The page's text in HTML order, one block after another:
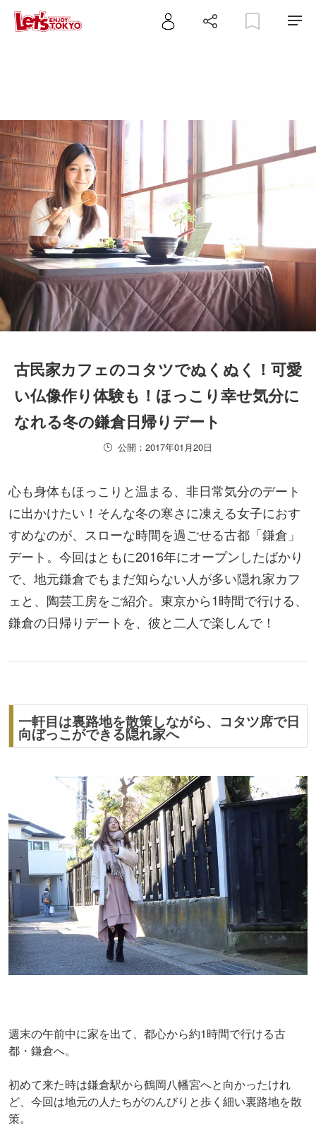
古民家カフェのコタツでぬくぬく！可愛
い仏像作り体験も！ほっこり幸せ気分に
なれる冬の鎌倉日帰りデート
公開：2017年01月20日
心も身体もほっこりと温まる、非日常気分のデート
に出かけたい！そんな冬の寒さに凍える女子におす
すめなのが、スローな時間を過ごせる古都「鎌倉」
デート。今回はともに2016年にオープンしたばかり
で、地元鎌倉でもまだ知らない人が多い隠れ家カフ
ェと、陶芸工房をご紹介。東京から1時間で行ける、
鎌倉の日帰りデートを、彼と二人で楽しんで！
一軒目は裏路地を散策しながら、コタツ席で日
向ぼっこができる隠れ家へ
週末の午前中に家を出て、都心から約1時間で行ける古
都・鎌倉へ。
初めて来た時は鎌倉駅から鶴岡八幡宮へと向かったけれ
ど、今回は地元の人たちがのんびりと歩く細い裏路地を散
策。